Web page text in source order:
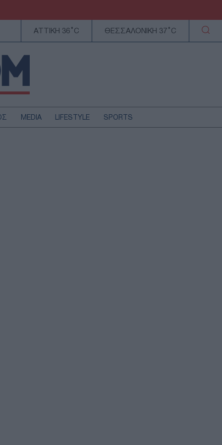
ΑΤΤΙΚΗ 36°C ΘΕΣΣΑΛΟΝΙΚΗ 37°C
MEDIA LIFESTYLE SPORTS